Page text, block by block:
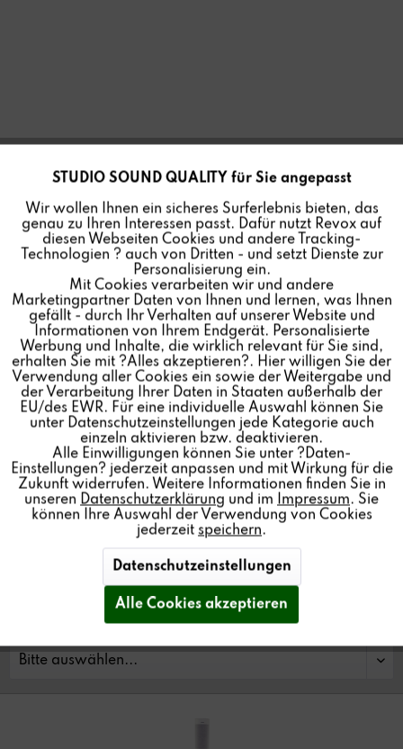
SPECTRAL STANDSTATIV
FÜR ROOM SPEAKER
Farbe:
Hochwertiges Spectral Standstativ fürSTUDIOMASTER
A200 undSTUDIOART P100 Room Speaker.
Mit verdecktem Kabelkanal und farbigem Glasfuß.
Händler finden
Funktionale Aktiv
Marketing Inaktiv
Tracking Inaktiv
Personalisierung Inaktiv
Service Inaktiv
STUDIO SOUND QUALITY für Sie angepasst
Wir wollen Ihnen ein sicheres Surferlebnis bieten, das
genau zu Ihren Interessen passt. Dafür nutzt Revox auf
diesen Webseiten Cookies und andere Tracking-
Technologien ? auch von Dritten - und setzt Dienste zur
Personalisierung ein.
Mit Cookies verarbeiten wir und andere
Marketingpartner Daten von Ihnen und lernen, was Ihnen
gefällt - durch Ihr Verhalten auf unserer Website und
Informationen von Ihrem Endgerät. Personalisierte
Werbung und Inhalte, die wirklich relevant für Sie sind,
erhalten Sie mit ?Alles akzeptieren?. Hier willigen Sie der
Verwendung aller Cookies ein sowie der Weitergabe und
der Verarbeitung Ihrer Daten in Staaten außerhalb der
EU/des EWR. Für eine individuelle Auswahl können Sie
unter Datenschutzeinstellungen jede Kategorie auch
einzeln aktivieren bzw. deaktivieren.
Alle Einwilligungen können Sie unter ?Daten-
Einstellungen? jederzeit anpassen und mit Wirkung für die
Zukunft widerrufen. Weitere Informationen finden Sie in
unseren Datenschutzerklärung und im Impressum. Sie
können Ihre Auswahl der Verwendung von Cookies
jederzeit speichern.
Datenschutzeinstellungen
Alle Cookies akzeptieren